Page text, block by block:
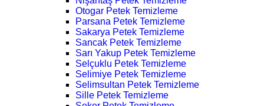
Otogar Petek Temizleme
Parsana Petek Temizleme
Sakarya Petek Temizleme
Sancak Petek Temizleme
Sarı Yakup Petek Temizleme
Selçuklu Petek Temizleme
Selimiye Petek Temizleme
Selimsultan Petek Temizleme
Sille Petek Temizleme